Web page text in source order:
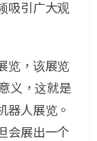
吸引广大观
览，该展览
义，这就是
器人展览。
会展出一个